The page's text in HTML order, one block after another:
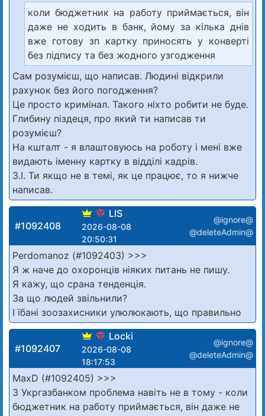
коли бюджетник на работу приймається, він
даже не ходить в банк, йому за кілька днів
вже готову зп картку приносять у конверті
без підпису та без жодного узгодження
Сам розумієш, що написав. Людині відкрили
рахунок без його погодження?
Це просто кримінал. Такого ніхто робити не буде.
Глибину піздеця, про який ти написав ти
розумієш?
На кшталт - я влаштовуюсь на роботу і мені вже
видають іменну картку в відділі кадрів.
З.І. Ти якщо не в темі, як це працює, то я нижче
написав.
#1092408
LIS
2026-08-08
20:50:31
@ignore@
@deleteAdmin@
Perdomanoz (#1092403) >>>
Я ж наче до охоронців ніяких питань не пишу.
Я кажу, що срана тенденція.
За що людей звільнили?
І їбані зоозахисники улюлюкають, що правильно
#1092407
Locki
2026-08-08
18:17:53
@ignore@
@deleteAdmin@
MaxD (#1092405) >>>
З Укргазбанком проблема навіть не в тому - коли
бюджетник на работу приймається, він даже не